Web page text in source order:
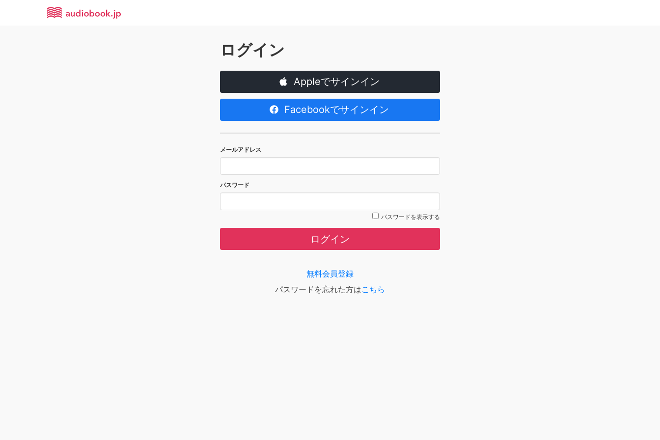
ログイン
Appleでサインイン
Facebookでサインイン
メールアドレス
パスワード
パスワードを表示する
ログイン
無料会員登録
パスワードを忘れた方はこちら